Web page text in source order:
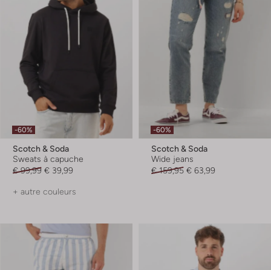
-60%
Scotch & Soda
Sweats à capuche
€ 99,99 € 39,99
+ autre couleurs
-60%
Scotch & Soda
Wide jeans
€ 159,95 € 63,99